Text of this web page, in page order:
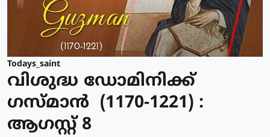
Todays_saint
വിശുദ്ധ ഡോമിനിക്ക്
ഗസ്മാന്‍ (1170-1221) :
ആഗസ്റ്റ് 8